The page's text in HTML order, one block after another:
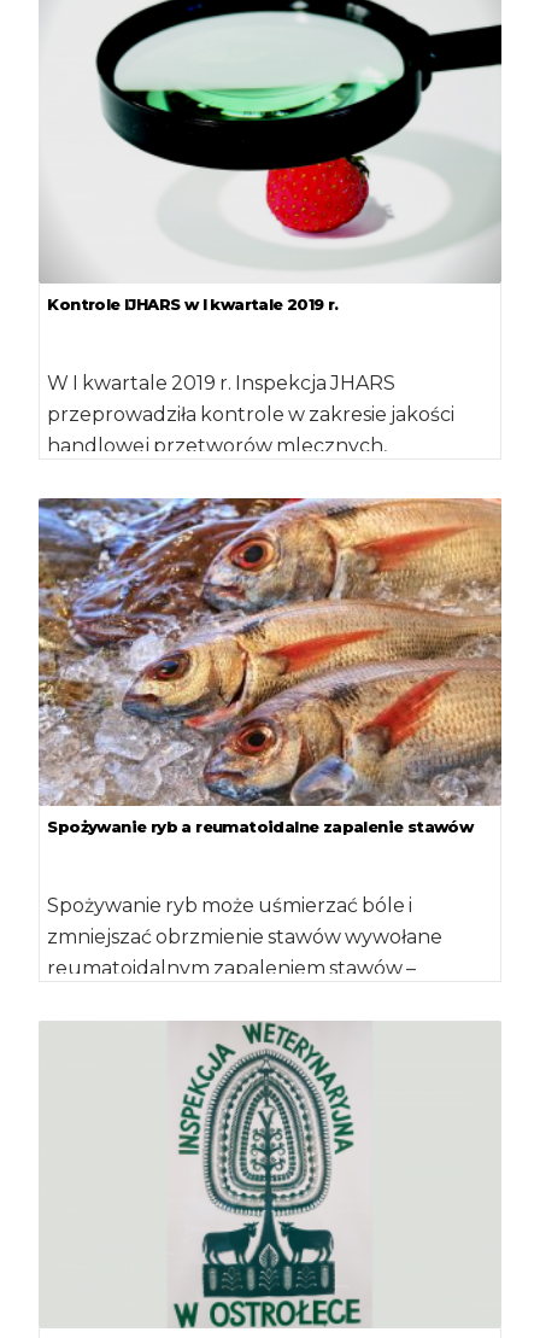
Kontrole IJHARS w I kwartale 2019 r.
W I kwartale 2019 r. Inspekcja JHARS
przeprowadziła kontrole w zakresie jakości
handlowej przetworów mlecznych,
spirytusowych, świeżych […]
Spożywanie ryb a reumatoidalne zapalenie stawów
Spożywanie ryb może uśmierzać bóle i
zmniejszać obrzmienie stawów wywołane
reumatoidalnym zapaleniem stawów –
opublikowane przez […]